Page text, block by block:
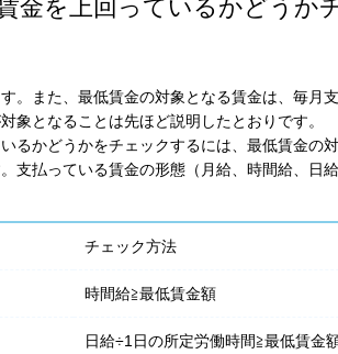
金を上回っているかどうか
。また、最低賃金の対象となる賃金は、毎月
象となることは先ほど説明したとおりです。
るかどうかをチェックするには、最低賃金の
支払っている賃金の形態（月給、時間給、日
チェック方法
時間給≧最低賃金額
日給÷1日の所定労働時間≧最低賃金